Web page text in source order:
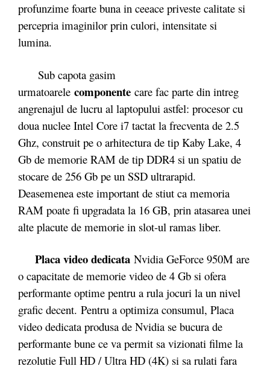
profunzime foarte buna in ceeace priveste calitate si
percepria imaginilor prin culori, intensitate si
lumina.
Sub capota gasim
urmatoarele componente care fac parte din intreg
angrenajul de lucru al laptopului astfel: procesor cu
doua nuclee Intel Core i7 tactat la frecventa de 2.5
Ghz, construit pe o arhitectura de tip Kaby Lake, 4
Gb de memorie RAM de tip DDR4 si un spatiu de
stocare de 256 Gb pe un SSD ultrarapid.
Deasemenea este important de stiut ca memoria
RAM poate fi upgradata la 16 GB, prin atasarea unei
alte placute de memorie in slot-ul ramas liber.
Placa video dedicata Nvidia GeForce 950M are
o capacitate de memorie video de 4 Gb si ofera
performante optime pentru a rula jocuri la un nivel
grafic decent. Pentru a optimiza consumul, Placa
video dedicata produsa de Nvidia se bucura de
performante bune ce va permit sa vizionati filme la
rezolutie Full HD / Ultra HD (4K) si sa rulati fara